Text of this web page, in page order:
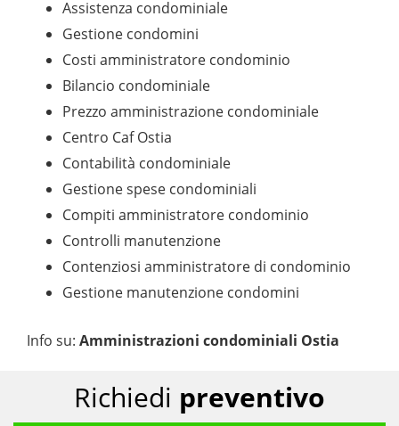
Assistenza condominiale
Gestione condomini
Costi amministratore condominio
Bilancio condominiale
Prezzo amministrazione condominiale
Centro Caf Ostia
Contabilità condominiale
Gestione spese condominiali
Compiti amministratore condominio
Controlli manutenzione
Contenziosi amministratore di condominio
Gestione manutenzione condomini
Info su: Amministrazioni condominiali Ostia
Richiedi preventivo